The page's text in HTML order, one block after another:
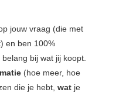
jouw vraag (die met
en ben 100%
bij wat jij koopt.
(hoe meer, hoe
die je hebt,wat je